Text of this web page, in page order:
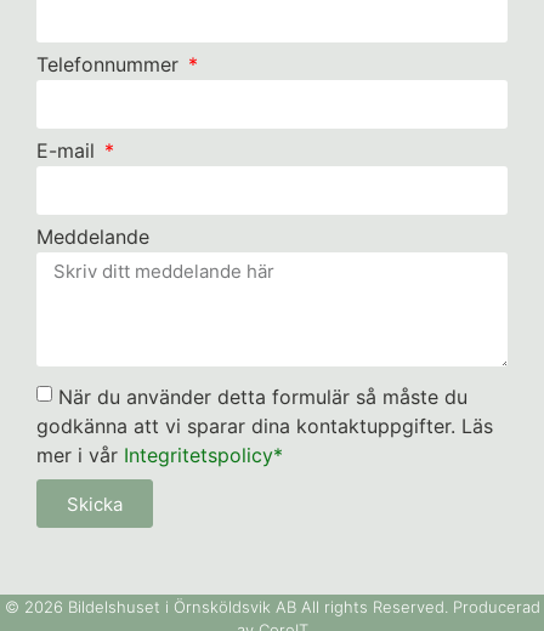
Telefonnummer
E-mail
Meddelande
När du använder detta formulär så måste du
godkänna att vi sparar dina kontaktuppgifter. Läs
mer i vår Integritetspolicy*
Skicka
© 2026 Bildelshuset i Örnsköldsvik AB All rights Reserved. Producerad